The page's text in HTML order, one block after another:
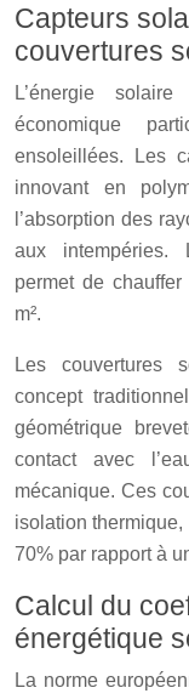
Capteurs
couvertures
L’énergie
économique
ensoleillées. Les
innovant en
l’absorption des
aux intempéries.
permet de
m².
Les couvertures
concept
géométrique
contact avec
mécanique. Ces
isolation
70% par rapport à
Calcul du
énergétique
La norme